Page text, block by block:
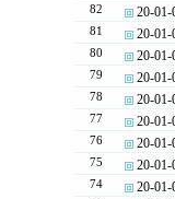
82 20-
81 20-
80 20-
79 20-
78 20-
77 20-
76 20-
75 20-
74 20-